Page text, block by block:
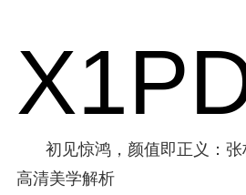
初见惊鸿，颜值即正义：张
高清美学解析